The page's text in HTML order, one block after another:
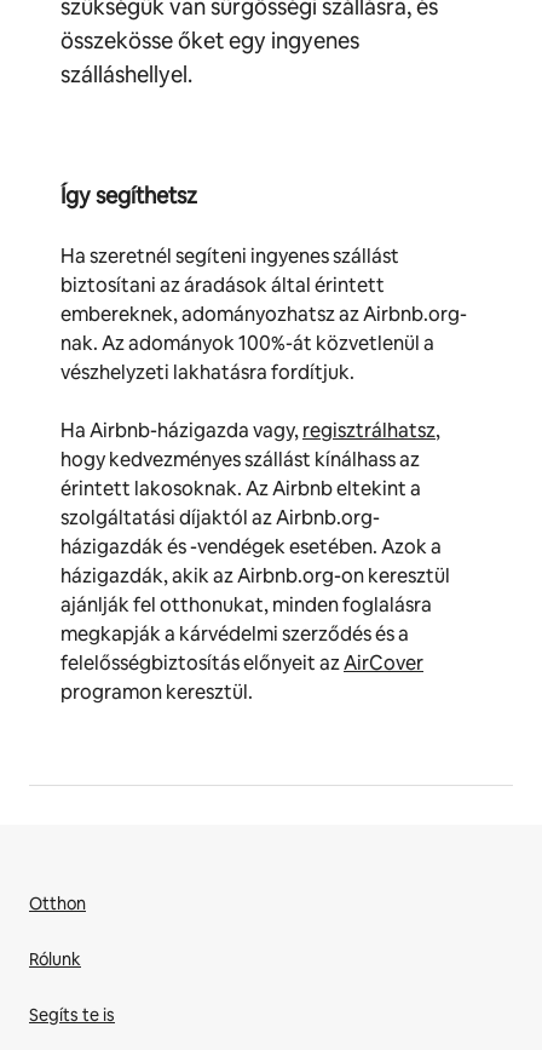
szükségük van sürgősségi szállásra, és
összekösse őket egy ingyenes
szálláshellyel.
Így segíthetsz
Ha szeretnél segíteni ingyenes szállást
biztosítani az áradások által érintett
embereknek, adományozhatsz az Airbnb.org-
nak. Az adományok 100%-át közvetlenül a
vészhelyzeti lakhatásra fordítjuk.
Ha Airbnb-házigazda vagy,regisztrálhatsz,
hogy kedvezményes szállást kínálhass az
érintett lakosoknak. Az Airbnb eltekint a
szolgáltatási díjaktól az Airbnb.org-
házigazdák és -vendégek esetében. Azok a
házigazdák, akik az Airbnb.org-on keresztül
ajánlják fel otthonukat, minden foglalásra
megkapják a kárvédelmi szerződés és a
felelősségbiztosítás előnyeit azAirCover
programon keresztül.
Otthon
Rólunk
Segíts te is